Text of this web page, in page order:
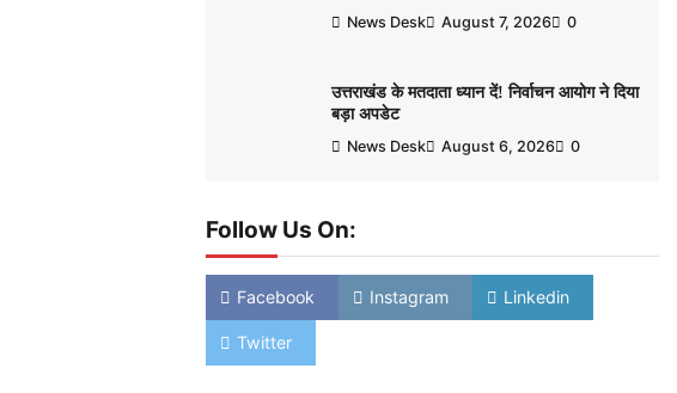
News Desk August 7, 2026 0
उत्तराखंड के मतदाता ध्यान दें! निर्वाचन आयोग ने दिया
बड़ा अपडेट
News Desk August 6, 2026 0
Follow Us On:
Facebook Instagram Linkedin
Twitter